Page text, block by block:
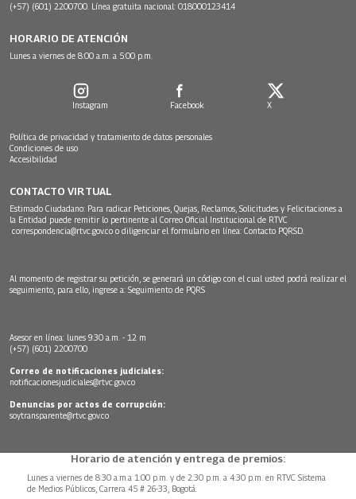
(+57) (601) 2200700. Línea gratuita nacional: 018000123414
HORARIO DE ATENCIÓN
Lunes a viernes de 8:00 a.m. a 5:00 p.m.
Instagram Facebook X
Política de privacidad y tratamiento de datos personales
Condiciones de uso
Accesibilidad
CONTACTO VIRTUAL
Estimado Ciudadano: Para radicar Peticiones, Quejas, Reclamos, Solicitudes y Felicitaciones a
la Entidad puede remitir lo pertinente al Correo Oficial Institucional de RTVC
correspondencia@rtvc.gov.co o diligenciar el formulario en línea: Contacto PQRSD.
Al momento de registrar su petición, se generará un código con el cual usted podrá realizar el
seguimiento, para ello, ingrese a: Seguimiento de PQRS
Asesor en línea: lunes 9:30 a.m. - 12 m
(+57) (601) 2200700
Correo de notificaciones judiciales:
notificacionesjudiciales@rtvc.gov.co
Denuncias por actos de corrupción:
soytransparente@rtvc.gov.co
Horario de atención y entrega de premios:
Lunes a viernes de 8:30 a.m.a 1:00 p.m. y de 2:30 p.m. a 4:30 p.m. en RTVC Sistema
de Medios Públicos, Carrera 45 # 26-33, Bogotá.